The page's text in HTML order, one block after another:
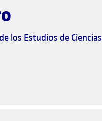
los Estudios de Ciencias